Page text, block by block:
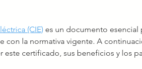
(CIE) es un documento esencial
con la normativa vigente. A
certificado, sus beneficios y los